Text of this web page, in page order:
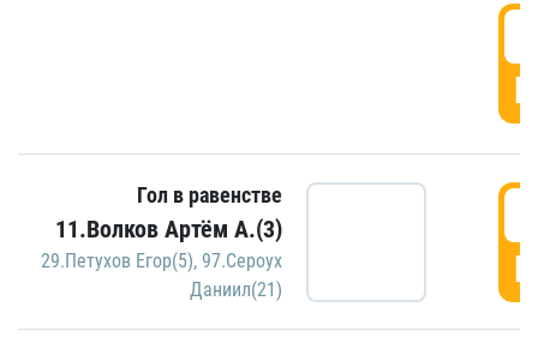
Гол в равенстве
11.Волков Артём А.(3)
29.Петухов Егор(5), 97.Сероух
Даниил(21)